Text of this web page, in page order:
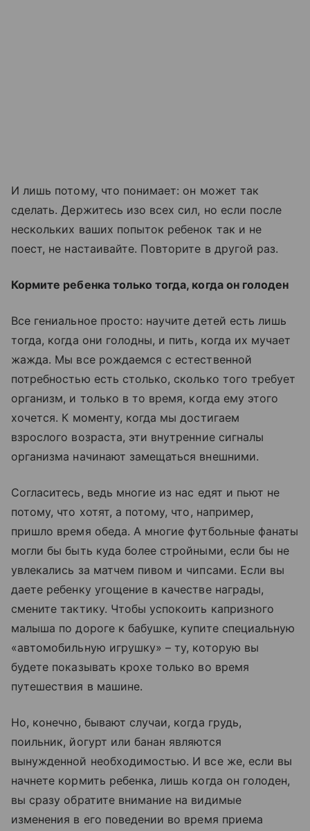
И лишь потому, что понимает: он может так
сделать. Держитесь изо всех сил, но если после
нескольких ваших попыток ребенок так и не
поест, не настаивайте. Повторите в другой раз.
Кормите ребенка только тогда, когда он голоден
Все гениальное просто: научите детей есть лишь
тогда, когда они голодны, и пить, когда их мучает
жажда. Мы все рождаемся с естественной
потребностью есть столько, сколько того требует
организм, и только в то время, когда ему этого
хочется. К моменту, когда мы достигаем
взрослого возраста, эти внутренние сигналы
организма начинают замещаться внешними.
Согласитесь, ведь многие из нас едят и пьют не
потому, что хотят, а потому, что, например,
пришло время обеда. А многие футбольные фанаты
могли бы быть куда более стройными, если бы не
увлекались за матчем пивом и чипсами. Если вы
даете ребенку угощение в качестве награды,
смените тактику. Чтобы успокоить капризного
малыша по дороге к бабушке, купите специальную
«автомобильную игрушку» – ту, которую вы
будете показывать крохе только во время
путешествия в машине.
Но, конечно, бывают случаи, когда грудь,
поильник, йогурт или банан являются
вынужденной необходимостью. И все же, если вы
начнете кормить ребенка, лишь когда он голоден,
вы сразу обратите внимание на видимые
изменения в его поведении во время приема